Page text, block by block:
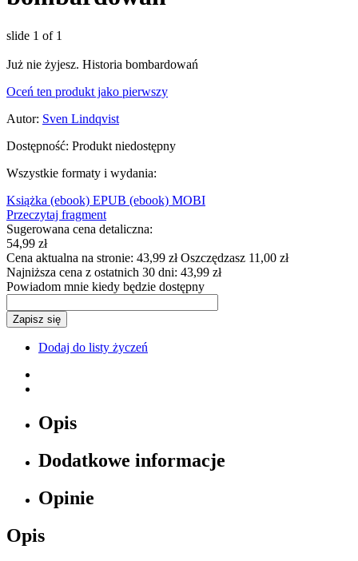
slide 1 of 1
Już nie żyjesz. Historia bombardowań
Oceń ten produkt jako pierwszy
Autor: Sven Lindqvist
Dostępność: Produkt niedostępny
Wszystkie formaty i wydania:
Książka (ebook) EPUB (ebook) MOBI
Przeczytaj fragment
Sugerowana cena detaliczna:
54,99 zł
Cena aktualna na stronie: 43,99 złOszczędzasz 11,00 zł
Najniższa cena z ostatnich 30 dni: 43,99 zł
Powiadom mnie kiedy będzie dostępny
Zapisz się
Dodaj do listy życzeń
Opis
Dodatkowe informacje
Opinie
Opis